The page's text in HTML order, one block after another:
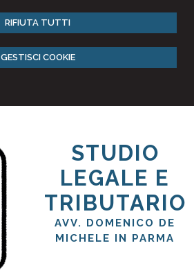
RIFIUTA TUTTI
GESTISCI COOKIE
STUDIO
LEGALE E
TRIBUTARIO
AVV. DOMENICO DE
MICHELE IN PARMA